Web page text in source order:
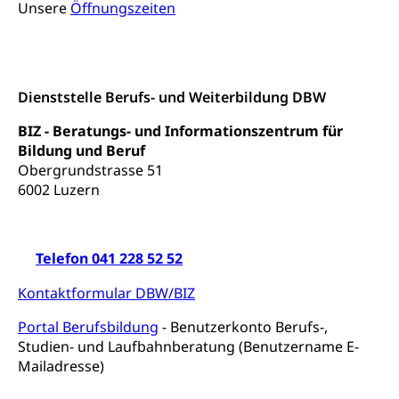
Unsere Öffnungszeiten
Dienststelle Berufs- und Weiterbildung DBW
BIZ - Beratungs- und Informationszentrum für
Bildung und Beruf
Obergrundstrasse 51
6002 Luzern
Telefon 041 228 52 52
Kontaktformular DBW/BIZ
Portal Berufsbildung - Benutzerkonto Berufs-,
Studien- und Laufbahnberatung (Benutzername E-
Mailadresse)
Freiwilliger Schulsport
Kindergarten & Basisstufe
Frühe Förderung
Preisüberwachung, Preisüberwacher,
Konsumentenorganisation, parallele Einfuhr,
regionale Erschöpfung, nationale Erschöpfung,
internationale Erschöpfung, Preisabsprache, Kartell,
Cassis-deDijon-Prinzip
Verbraucherschutz
Unfallversicherung, Berufsunfallversicherung,
Krankheit, Unfall, Prämienverbilligung,
Krankenkasse
Krankenversicherung (WAS Luzern)
Prämienverbilligung (WAS Luzern)
Lebensmittelsicherheit
sichere Lebensmittel, Lebensmittelkontrolle,